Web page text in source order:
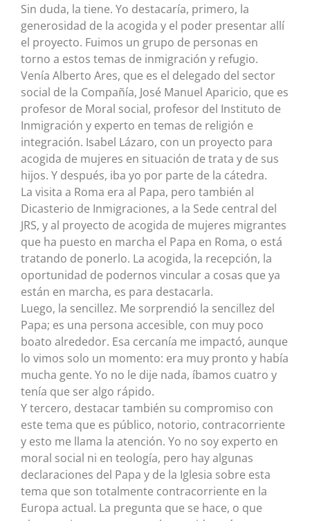
Sin duda, la tiene. Yo destacaría, primero, la
generosidad de la acogida y el poder presentar allí
el proyecto. Fuimos un grupo de personas en
torno a estos temas de inmigración y refugio.
Venía Alberto Ares, que es el delegado del sector
social de la Compañía, José Manuel Aparicio, que es
profesor de Moral social, profesor del Instituto de
Inmigración y experto en temas de religión e
integración. Isabel Lázaro, con un proyecto para
acogida de mujeres en situación de trata y de sus
hijos. Y después, iba yo por parte de la cátedra.
La visita a Roma era al Papa, pero también al
Dicasterio de Inmigraciones, a la Sede central del
JRS, y al proyecto de acogida de mujeres migrantes
que ha puesto en marcha el Papa en Roma, o está
tratando de ponerlo. La acogida, la recepción, la
oportunidad de podernos vincular a cosas que ya
están en marcha, es para destacarla.
Luego, la sencillez. Me sorprendió la sencillez del
Papa; es una persona accesible, con muy poco
boato alrededor. Esa cercanía me impactó, aunque
lo vimos solo un momento: era muy pronto y había
mucha gente. Yo no le dije nada, íbamos cuatro y
tenía que ser algo rápido.
Y tercero, destacar también su compromiso con
este tema que es público, notorio, contracorriente
y esto me llama la atención. Yo no soy experto en
moral social ni en teología, pero hay algunas
declaraciones del Papa y de la Iglesia sobre esta
tema que son totalmente contracorriente en la
Europa actual. La pregunta que se hace, o que